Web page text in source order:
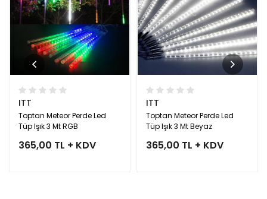
ITT
Toptan Meteor Perde Led
Tüp Işık 3 Mt RGB
365,00 TL + KDV
ITT
Toptan Meteor Perde Led
Tüp Işık 3 Mt Beyaz
365,00 TL + KDV